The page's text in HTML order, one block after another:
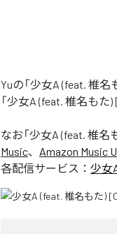
Yuの「少女A (feat. 椎
「少女A (feat. 椎名もた
なお「少女A (feat. 椎名
Music、 Amazon Music
各配信サービス： 少女